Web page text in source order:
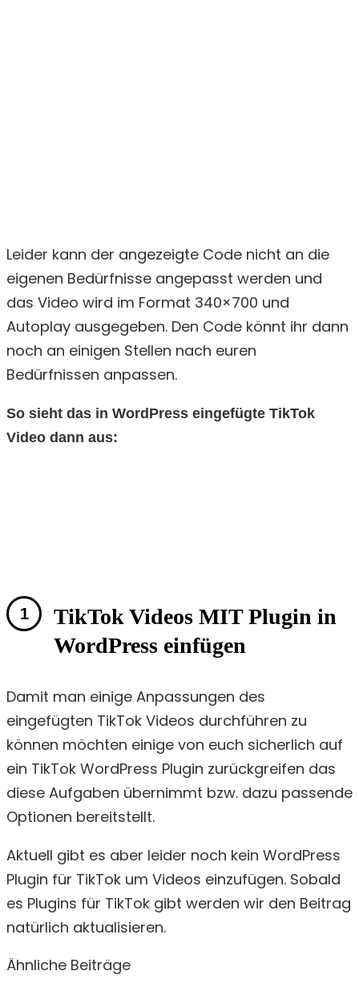
Leider kann der angezeigte Code nicht an die
eigenen Bedürfnisse angepasst werden und
das Video wird im Format 340×700 und
Autoplay ausgegeben. Den Code könnt ihr dann
noch an einigen Stellen nach euren
Bedürfnissen anpassen.
So sieht das in WordPress eingefügte TikTok
Video dann aus:
TikTok Videos MIT Plugin in
WordPress einfügen
Damit man einige Anpassungen des
eingefügten TikTok Videos durchführen zu
können möchten einige von euch sicherlich auf
ein TikTok WordPress Plugin zurückgreifen das
diese Aufgaben übernimmt bzw. dazu passende
Optionen bereitstellt.
Aktuell gibt es aber leider noch kein WordPress
Plugin für TikTok um Videos einzufügen. Sobald
es Plugins für TikTok gibt werden wir den Beitrag
natürlich aktualisieren.
Ähnliche Beiträge